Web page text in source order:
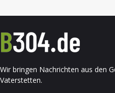
Wir bringen Nachrichten aus den
Vaterstetten.